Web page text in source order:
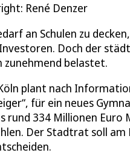
René Denzer
an Schulen zu
Doch der
zunehmend belastet.
plant nach
für ein neues
rund 334 Millionen Euro
Der Stadtrat soll